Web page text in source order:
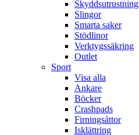
Skyddsutrustning
Slingor
Smarta saker
Stödlinor
Verktygssäkring
Outlet
Sport
Visa alla
Ankare
Böcker
Crashpads
Firningsåttor
Isklättring